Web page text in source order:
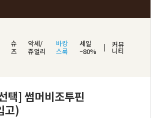
슈
즈
악세/
쥬얼리
바캉
스룩
세일
~80%
커뮤
니티
택] 썸머비조투핀
고)